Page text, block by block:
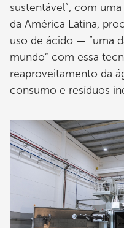
sustentável”, com
da América Latina,
uso de ácido — “uma
mundo” com essa
reaproveitamento da
consumo e resíduos
Imagem